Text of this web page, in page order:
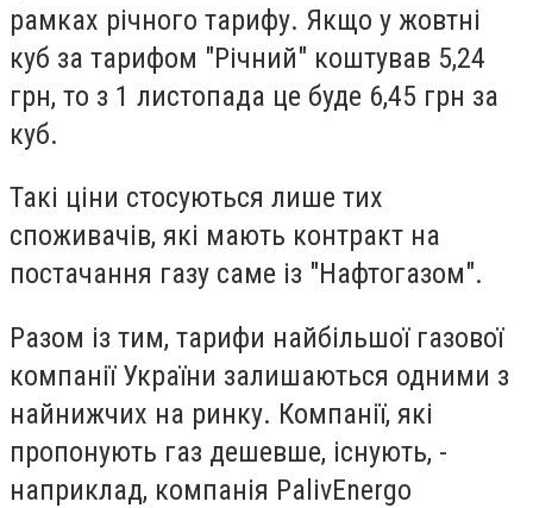
рамках річного тарифу. Якщо у жовтні
куб за тарифом "Річний" коштував 5,24
грн, то з 1 листопада це буде 6,45 грн за
куб.
Такі ціни стосуються лише тих
споживачів, які мають контракт на
постачання газу саме із "Нафтогазом".
Разом із тим, тарифи найбільшої газової
компанії України залишаються одними з
найнижчих на ринку. Компанії, які
пропонують газ дешевше, існують, -
наприклад, компанія PalivEnergo